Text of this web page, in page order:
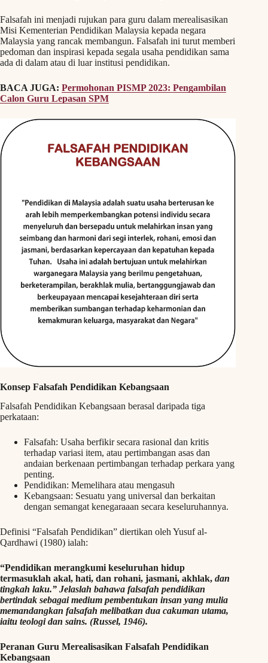
Falsafah ini menjadi rujukan para guru dalam merealisasikan
Misi Kementerian Pendidikan Malaysia kepada negara
Malaysia yang rancak membangun. Falsafah ini turut memberi
pedoman dan inspirasi kepada segala usaha pendidikan sama
ada di dalam atau di luar institusi pendidikan.
BACA JUGA: Permohonan PISMP 2023: Pengambilan
Calon Guru Lepasan SPM
Konsep Falsafah Pendidikan Kebangsaan
Falsafah Pendidikan Kebangsaan berasal daripada tiga
perkataan:
Falsafah: Usaha berfikir secara rasional dan kritis
terhadap variasi item, atau pertimbangan asas dan
andaian berkenaan pertimbangan terhadap perkara yang
penting.
Pendidikan: Memelihara atau mengasuh
Kebangsaan: Sesuatu yang universal dan berkaitan
dengan semangat kenegaraaan secara keseluruhannya.
Definisi “Falsafah Pendidikan” diertikan oleh Yusuf al-
Qardhawi (1980) ialah:
“Pendidikan merangkumi keseluruhan hidup
termasuklah akal, hati, dan rohani, jasmani, akhlak, dan
tingkah laku.” Jelaslah bahawa falsafah pendidikan
bertindak sebagai medium pembentukan insan yang mulia
memandangkan falsafah melibatkan dua cakuman utama,
iaitu teologi dan sains. (Russel, 1946).
Peranan Guru Merealisasikan Falsafah Pendidikan
Kebangsaan